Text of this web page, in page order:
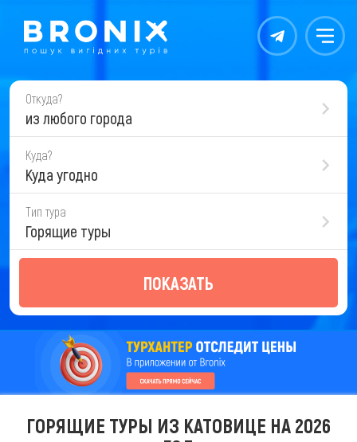
Контакты Меню
Откуда?
из любого города
Куда?
Куда угодно
Тип тура
Горящие туры
ПОКАЗАТЬ
ГОРЯЩИЕ ТУРЫ ИЗ КАТОВИЦЕ НА 2026